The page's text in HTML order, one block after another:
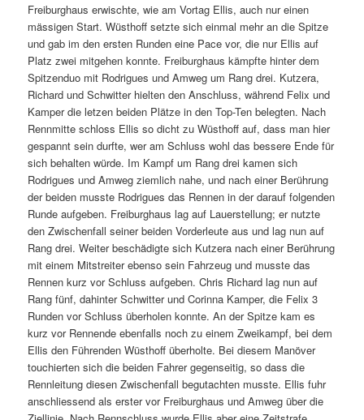
Freiburghaus erwischte, wie am Vortag Ellis, auch nur einen
mässigen Start. Wüsthoff setzte sich einmal mehr an die Spitze
und gab im den ersten Runden eine Pace vor, die nur Ellis auf
Platz zwei mitgehen konnte. Freiburghaus kämpfte hinter dem
Spitzenduo mit Rodrigues und Amweg um Rang drei. Kutzera,
Richard und Schwitter hielten den Anschluss, während Felix und
Kamper die letzen beiden Plätze in den Top-Ten belegten. Nach
Rennmitte schloss Ellis so dicht zu Wüsthoff auf, dass man hier
gespannt sein durfte, wer am Schluss wohl das bessere Ende für
sich behalten würde. Im Kampf um Rang drei kamen sich
Rodrigues und Amweg ziemlich nahe, und nach einer Berührung
der beiden musste Rodrigues das Rennen in der darauf folgenden
Runde aufgeben. Freiburghaus lag auf Lauerstellung; er nutzte
den Zwischenfall seiner beiden Vorderleute aus und lag nun auf
Rang drei. Weiter beschädigte sich Kutzera nach einer Berührung
mit einem Mitstreiter ebenso sein Fahrzeug und musste das
Rennen kurz vor Schluss aufgeben. Chris Richard lag nun auf
Rang fünf, dahinter Schwitter und Corinna Kamper, die Felix 3
Runden vor Schluss überholen konnte. An der Spitze kam es
kurz vor Rennende ebenfalls noch zu einem Zweikampf, bei dem
Ellis den Führenden Wüsthoff überholte. Bei diesem Manöver
touchierten sich die beiden Fahrer gegenseitig, so dass die
Rennleitung diesen Zwischenfall begutachten musste. Ellis fuhr
anschliessend als erster vor Freiburghaus und Amweg über die